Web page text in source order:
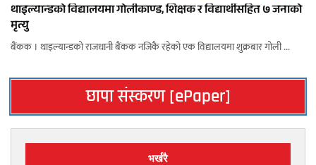
थाइल्यान्डको विद्यालयमा गोलीकाण्ड, शिक्षक र विद्यार्थीसहित ७ जनाको
मृत्यु
बैंकक । थाइल्यान्डको राजधानी बैंकक नजिकै रहेको एक विद्यालयमा शुक्रबार गोली ...
छापा संस्करण [ePaper]
भर्खरै